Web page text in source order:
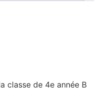
classe de 4e année B